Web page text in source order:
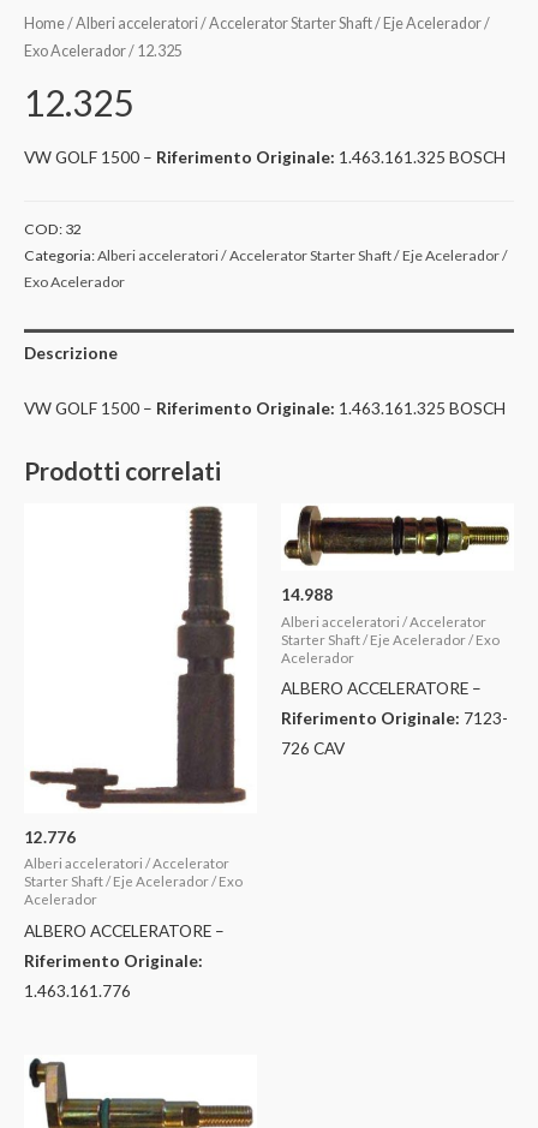
Home/Alberi acceleratori / Accelerator Starter Shaft / Eje Acelerador /
Exo Acelerador/ 12.325
12.325
VW GOLF 1500 – Riferimento Originale: 1.463.161.325 BOSCH
COD: 32
Categoria:Alberi acceleratori / Accelerator Starter Shaft / Eje Acelerador /
Exo Acelerador
Descrizione
VW GOLF 1500 – Riferimento Originale: 1.463.161.325 BOSCH
Prodotti correlati
12.776
Alberi acceleratori / Accelerator
Starter Shaft / Eje Acelerador / Exo
Acelerador
ALBERO ACCELERATORE –
Riferimento Originale:
1.463.161.776
14.988
Alberi acceleratori / Accelerator
Starter Shaft / Eje Acelerador / Exo
Acelerador
ALBERO ACCELERATORE –
Riferimento Originale: 7123-
726 CAV